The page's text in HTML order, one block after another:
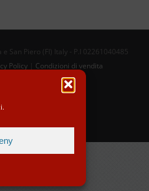
Piero (FI) Italy - P.I 02261040485
Policy Condizioni di vendita